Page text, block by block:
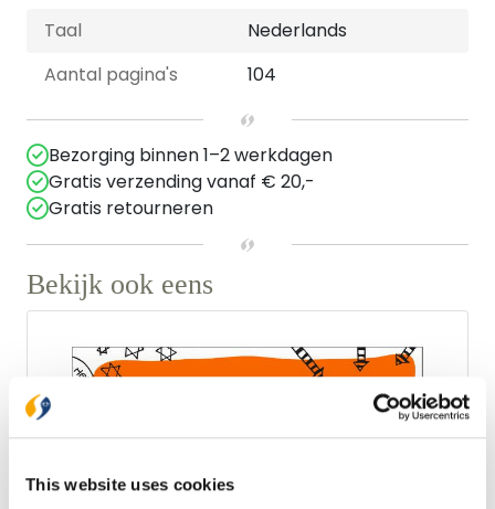
This website uses cookies
Taal
Nederlands
Aantal pagina's
104
Bezorging binnen 1–2 werkdagen
Gratis verzending vanaf € 20,-
Gratis retourneren
Bekijk ook eens